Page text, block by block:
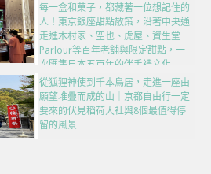
每一盒和菓子，都藏著一位想記住的
人！東京銀座甜點散策，沿著中央通
走進木村家、空也、虎屋、資生堂
Parlour等百年老舖與限定甜點，一
次匯集日本五百年的伴手禮文化
從狐狸神使到千本鳥居，走進一座由
願望堆疊而成的山｜京都自由行一定
要來的伏見稻荷大社與8個最值得停
留的風景